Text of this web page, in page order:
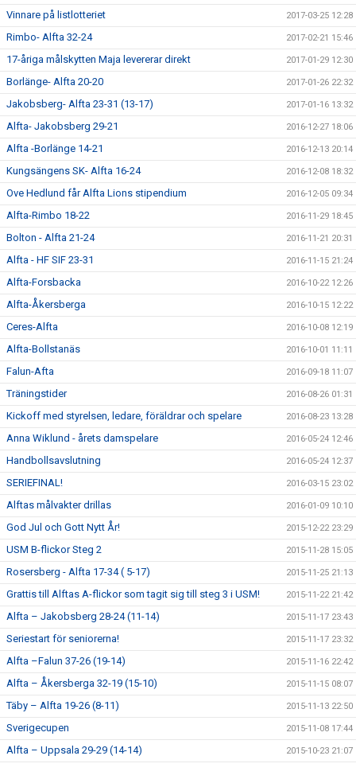
Vinnare på listlotteriet 2017-03-25 12:28
Rimbo- Alfta 32-24 2017-02-21 15:46
17-åriga målskytten Maja levererar direkt 2017-01-29 12:30
Borlänge- Alfta 20-20 2017-01-26 22:32
Jakobsberg- Alfta 23-31 (13-17) 2017-01-16 13:32
Alfta- Jakobsberg 29-21 2016-12-27 18:06
Alfta -Borlänge 14-21 2016-12-13 20:14
Kungsängens SK- Alfta 16-24 2016-12-08 18:32
Ove Hedlund får Alfta Lions stipendium 2016-12-05 09:34
Alfta-Rimbo 18-22 2016-11-29 18:45
Bolton - Alfta 21-24 2016-11-21 20:31
Alfta - HF SIF 23-31 2016-11-15 21:24
Alfta-Forsbacka 2016-10-22 12:26
Alfta-Åkersberga 2016-10-15 12:22
Ceres-Alfta 2016-10-08 12:19
Alfta-Bollstanäs 2016-10-01 11:11
Falun-Afta 2016-09-18 11:07
Träningstider 2016-08-26 01:31
Kickoff med styrelsen, ledare, föräldrar och spelare 2016-08-23 13:28
Anna Wiklund - årets damspelare 2016-05-24 12:46
Handbollsavslutning 2016-05-24 12:37
SERIEFINAL! 2016-03-15 23:02
Alftas målvakter drillas 2016-01-09 10:10
God Jul och Gott Nytt År! 2015-12-22 23:29
USM B-flickor Steg 2 2015-11-28 15:05
Rosersberg - Alfta 17-34 ( 5-17) 2015-11-25 21:13
Grattis till Alftas A-flickor som tagit sig till steg 3 i USM! 2015-11-22 21:42
Alfta – Jakobsberg 28-24 (11-14) 2015-11-17 23:43
Seriestart för seniorerna! 2015-11-17 23:32
Alfta –Falun 37-26 (19-14) 2015-11-16 22:42
Alfta – Åkersberga 32-19 (15-10) 2015-11-15 08:07
Täby – Alfta 19-26 (8-11) 2015-11-13 22:50
Sverigecupen 2015-11-08 17:44
Alfta – Uppsala 29-29 (14-14) 2015-10-23 21:07